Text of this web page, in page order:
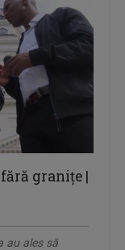
fără granițe |
au ales să